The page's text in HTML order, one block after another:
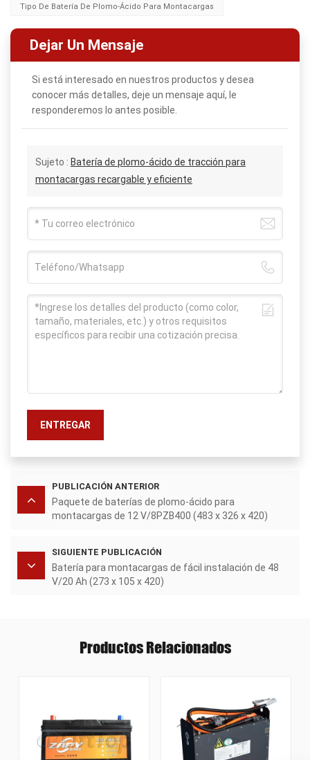
Tipo De Batería De Plomo-Ácido Para Montacargas
Dejar Un Mensaje
Si está interesado en nuestros productos y desea
conocer más detalles, deje un mensaje aquí, le
responderemos lo antes posible.
Sujeto : Batería de plomo-ácido de tracción para
montacargas recargable y eficiente
ENTREGAR
PUBLICACIÓN ANTERIOR
Paquete de baterías de plomo-ácido para
montacargas de 12 V/8PZB400 (483 x 326 x 420)
SIGUIENTE PUBLICACIÓN
Batería para montacargas de fácil instalación de 48
V/20 Ah (273 x 105 x 420)
Productos Relacionados